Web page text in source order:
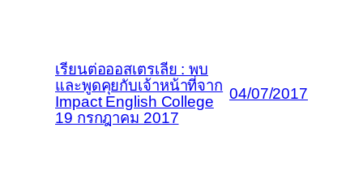
เรียนต่อออสเตรเลีย : พบ
และพูดคุยกับเจ้าหน้าที่จาก
Impact English College
19 กรกฎาคม 2017
04/07/2017